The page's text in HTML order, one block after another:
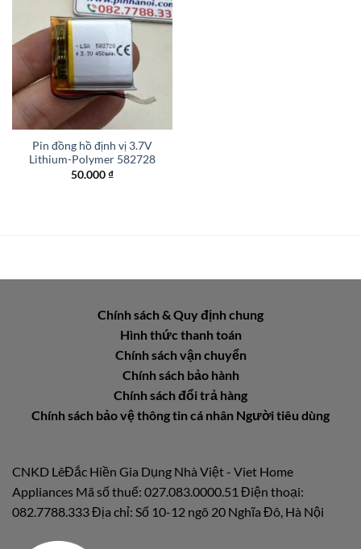
Pin đồng hồ định vị 3.7V
Lithium-Polymer 582728
50.000₫
Chính sách & Quy định chung
Hình thức thanh toán
Chính sách vận chuyển
Chính sách bảo hành
Chính sách đổi trả hàng
Chính sách bảo vệ thông tin cá nhân Người tiêu dùng
CNKD LêĐắc Hiền Gia Dụng Nhà Việt - Viet Home
Appliances Mã số thuế: 027.083.0000.51 Điện thoại:
082.7788.333 Địa chỉ: Số 10-12 ngõ 20 Nghĩa Đô, Hà Nội